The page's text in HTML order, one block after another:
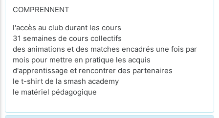
COMPRENNENT
l'accès au club durant les cours
31 semaines de cours collectifs
des animations et des matches encadrés une fois par
mois pour mettre en pratique les acquis
d'apprentissage et rencontrer des partenaires
le t-shirt de la smash academy
le matériel pédagogique